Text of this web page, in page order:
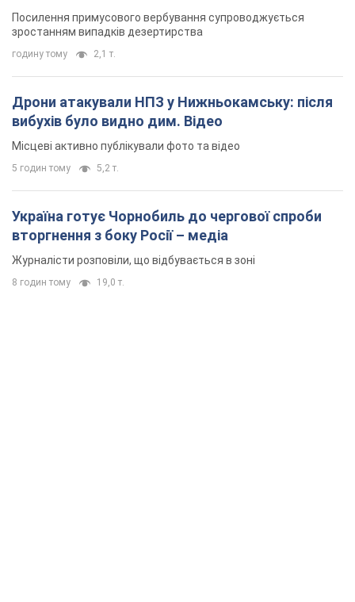
Посилення примусового вербування супроводжується
зростанням випадків дезертирства
годину тому 2,1 т.
Дрони атакували НПЗ у Нижньокамську: після
вибухів було видно дим. Відео
Місцеві активно публікували фото та відео
5 годин тому 5,2 т.
Україна готує Чорнобиль до чергової спроби
вторгнення з боку Росії – медіа
Журналісти розповіли, що відбувається в зоні
8 годин тому 19,0 т.